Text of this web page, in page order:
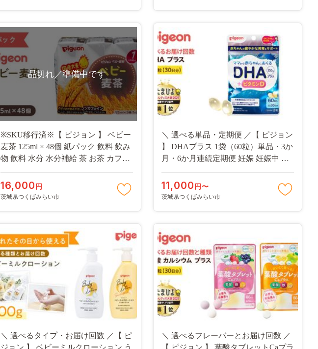
品切れ／準備中です
※SKU移行済※【 ピジョン 】 ベビー
麦茶 125ml × 48個 紙パック 飲料 飲み
物 飲料 水分 水分補給 茶 お茶 カフェ
レス 防災 ローリングストック 災害
備蓄
16,000 円
茨城県つくばみらい市
＼ 選べる単品・定期便 ／【 ピジョン
】 DHAプラス 1袋（60粒）単品・3か
月・6か月連続定期便 妊娠 妊娠中 妊
ディース 葉酸 葉酸サプリ サプリ サ
プリメント 栄養補助食品 鉄 鉄分 カ
11,000 円〜
茨城県つくばみらい市
＼ 選べるタイプ・お届け回数 ／【 ピ
ジョン 】 ベビーミルクローション う
＼ 選べるフレーバーとお届け回数 ／
【 ピジョン 】 葉酸タブレットCaプラ